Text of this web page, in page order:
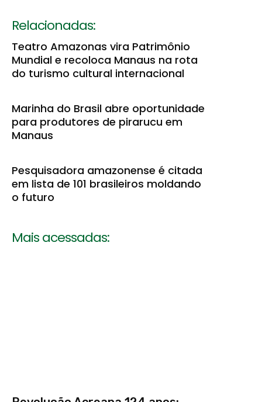
Relacionadas:
Teatro Amazonas vira Patrimônio
Mundial e recoloca Manaus na rota
do turismo cultural internacional
Marinha do Brasil abre oportunidade
para produtores de pirarucu em
Manaus
Pesquisadora amazonense é citada
em lista de 101 brasileiros moldando
o futuro
Mais acessadas: